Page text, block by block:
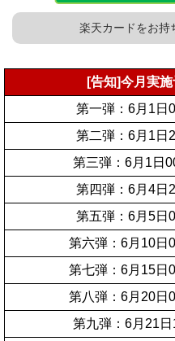
楽天カードをお
[告知]今月実
第一弾：6月1日
第二弾：6月1日
第三弾：6月1日
第四弾：6月4日
第五弾：6月5日
第六弾：6月10日
第七弾：6月15日
第八弾：6月20日
第九弾：6月21